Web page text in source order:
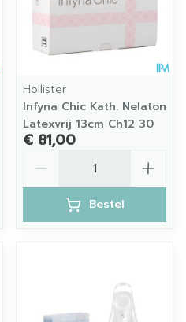
Hollister
Infyna Chic Kath. Nelaton
Latexvrij 13cm Ch12 30
€ 81,00
Bestel